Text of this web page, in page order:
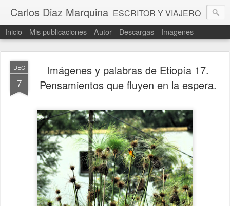
Carlos Diaz Marquina ESCRITOR Y VIAJERO
Inicio Mis publicaciones Autor Descargas Imagenes
DEC
7
Imágenes y palabras de Etiopía 17.
Pensamientos que fluyen en la espera.